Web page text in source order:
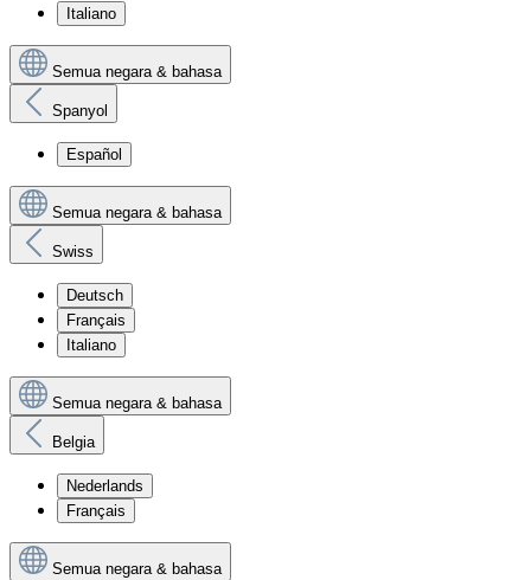
Italiano
Semua negara & bahasa
Spanyol
Español
Semua negara & bahasa
Swiss
Deutsch
Français
Italiano
Semua negara & bahasa
Belgia
Nederlands
Français
Semua negara & bahasa